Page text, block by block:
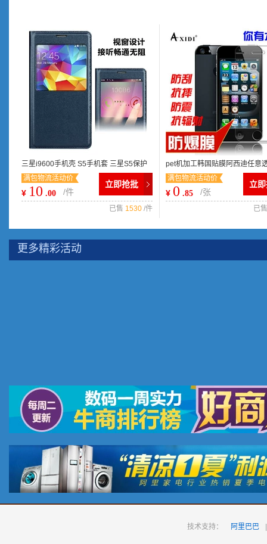
三星i9600手机壳 S5手机套 三星S5保护
套 S5皮套 带休眠带包装
满包物流活动价
¥ 10 .00 /件
立即抢批
已售 1530 /件
pet机加工韩国贴膜阿西迪任意
iphone质量保证进口原装
满包物流活动价
¥ 0 .85 /张
立
已
更多精彩活动
技术支持： 阿里巴巴